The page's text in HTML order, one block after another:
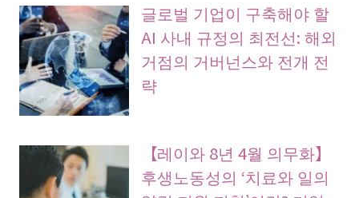
글로벌 기업이 구축해야 할
AI 사내 규정의 최전선: 해외
거점의 거버넌스와 전개 전
략
【레이와 8년 4월 의무화】
후생노동성의 ‘치료와 일의